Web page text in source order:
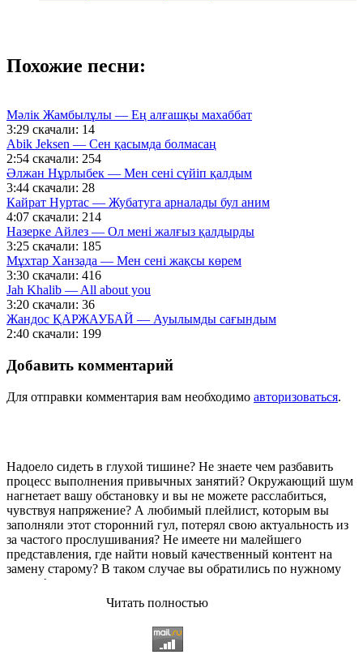
Похожие песни:
Мәлік Жамбылұлы — Ең алғашқы махаббат
3:29 скачали: 14
Abik Jeksen — Сен қасымда болмасаң
2:54 скачали: 254
Әлжан Нұрлыбек — Мен сені сүйіп қалдым
3:44 скачали: 28
Кайрат Нуртас — Жубатуга арналады бул аним
4:07 скачали: 214
Назерке Айлез — Ол мені жалғыз қалдырды
3:25 скачали: 185
Мұхтар Ханзада — Мен сені жақсы көрем
3:30 скачали: 416
Jah Khalib — All about you
3:20 скачали: 36
Жандос ҚАРЖАУБАЙ — Ауылымды сағындым
2:40 скачали: 199
Добавить комментарий
Для отправки комментария вам необходимо авторизоваться.
Надоело сидеть в глухой тишине? Не знаете чем разбавить
процесс выполнения привычных занятий? Окружающий шум
нагнетает вашу обстановку и вы не можете расслабиться,
чувствуя напряжение? А любимый плейлист, которым вы
заполняли этот сторонний гул, потерял свою актуальность из
за частого прослушивания? Не имеете ни малейшего
представления, где найти новый качественный контент на
замену старому? В таком случае вы обратились по нужному
адресу!
Музыкальный портал KGZ Musicс большой радостью
приветствует своих старых и новых слушателей! Специально
для вас мы заготовили чудесную подборку самых лучших
песен всех времён во всех жанровых стилистиках. Огромное
Читать полностью